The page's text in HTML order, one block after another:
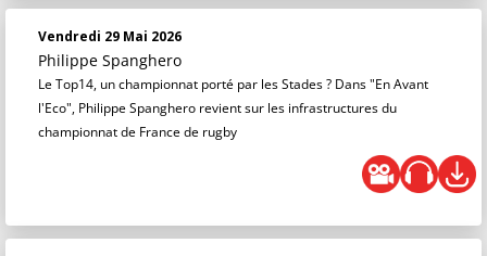
Vendredi 29 Mai 2026
Philippe Spanghero
Le Top14, un championnat porté par les Stades ? Dans "En Avant
l'Eco", Philippe Spanghero revient sur les infrastructures du
championnat de France de rugby